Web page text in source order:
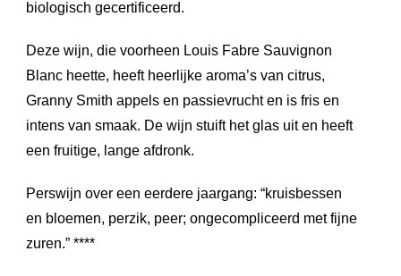
biologisch gecertificeerd.
Deze wijn, die voorheen Louis Fabre Sauvignon
Blanc heette, heeft heerlijke aroma’s van citrus,
Granny Smith appels en passievrucht en is fris en
intens van smaak. De wijn stuift het glas uit en heeft
een fruitige, lange afdronk.
Perswijn over een eerdere jaargang: “kruisbessen
en bloemen, perzik, peer; ongecompliceerd met fijne
zuren.” ****